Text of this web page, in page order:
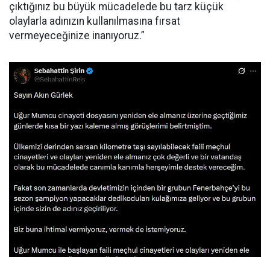
çıktığınız bu büyük mücadelede bu tarz küçük
olaylarla adınızın kullanılmasına fırsat
vermeyeceğinize inanıyoruz.”